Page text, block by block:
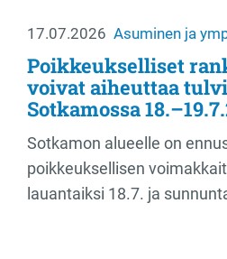
17.07.2026 Asuminen ja
Poikkeukselliset
voivat aiheuttaa
Sotkamossa
Sotkamon alueelle on
poikkeuksellisen
lauantaiksi 18.7. ja